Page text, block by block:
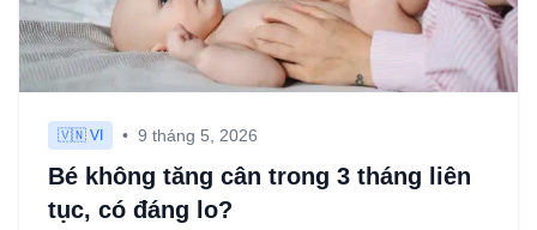
🇻🇳 VI • 9 tháng 5, 2026
Bé không tăng cân trong 3 tháng liên
tục, có đáng lo?